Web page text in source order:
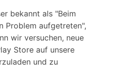
bekannt als "Beim
Problem aufgetreten",
wir versuchen, neue
Store auf unsere
und zu